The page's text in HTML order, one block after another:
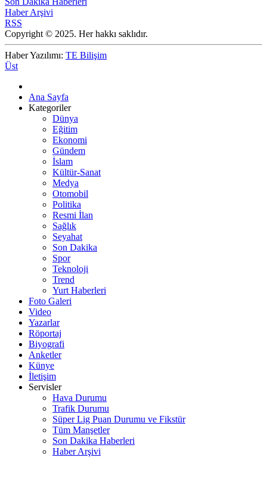
Haber Arşivi
RSS
Copyright © 2025. Her hakkı saklıdır.
Haber Yazılımı: TE Bilişim
Üst
Ana Sayfa
Kategoriler
Dünya
Eğitim
Ekonomi
Gündem
İslam
Kültür-Sanat
Medya
Otomobil
Politika
Resmi İlan
Sağlık
Seyahat
Son Dakika
Spor
Teknoloji
Trend
Yurt Haberleri
Foto Galeri
Video
Yazarlar
Röportaj
Biyografi
Anketler
Künye
İletişim
Servisler
Hava Durumu
Trafik Durumu
Süper Lig Puan Durumu ve Fikstür
Tüm Manşetler
Son Dakika Haberleri
Haber Arşivi